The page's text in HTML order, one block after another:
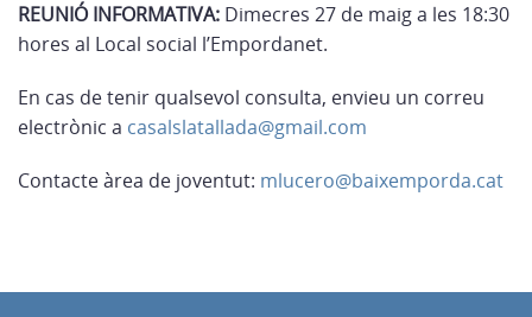
REUNIÓ INFORMATIVA: Dimecres 27 de maig a les 18:30
hores al Local social l’Empordanet.
En cas de tenir qualsevol consulta, envieu un correu
electrònic a casalslatallada@gmail.com
Contacte àrea de joventut: mlucero@baixemporda.cat